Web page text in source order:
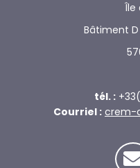
Île
Bâtiment D
tél. :
Courriel : crem-